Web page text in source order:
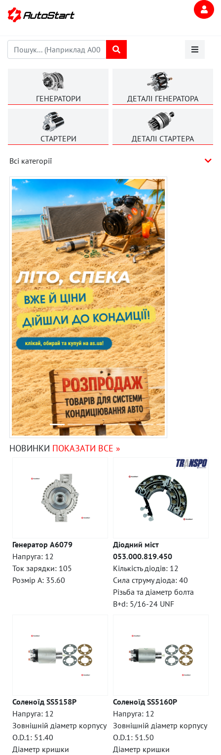
ГЕНЕРАТОРИ ДЕТАЛІ ГЕНЕРАТОРА
СТАРТЕРИ ДЕТАЛІ СТАРТЕРА
Всі категорії
НОВИНКИ ПОКАЗАТИ ВСЕ »
Генератор A6079
Напруга: 12
Ток зарядки: 105
Розмір A: 35.60
Діодний міст
053.000.819.450
Кількість діодів: 12
Сила струму діода: 40
Різьба та діаметр болта
B+d: 5/16-24 UNF
Соленоїд SS5158P
Напруга: 12
Зовнішній діаметр корпусу
O.D.1: 51.40
Діаметр кришки
Соленоїд SS5160P
Напруга: 12
Зовнішній діаметр корпусу
O.D.1: 51.50
Діаметр кришки